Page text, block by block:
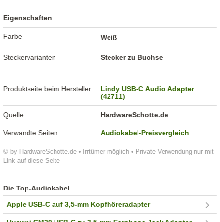
© by HardwareSchotte.de • Irrtümer möglich • Private Verwendung nur mit
Link auf diese Seite
Eigenschaften
Farbe Weiß
Steckervarianten Stecker zu Buchse
Produktseite beim Hersteller
Lindy USB-C Audio Adapter
(42711)
Quelle HardwareSchotte.de
Verwandte Seiten Audiokabel-Preisvergleich
Die Top-Audiokabel
Apple USB-C auf 3,5-mm Kopfhöreradapter